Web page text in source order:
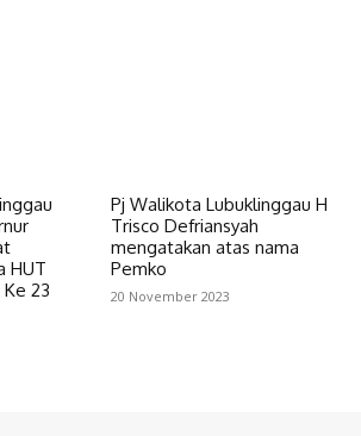
HUT
23
Pj Walikota Lubuklinggau H
Trisco Defriansyah
mengatakan atas nama
Pemko
20 November 2023